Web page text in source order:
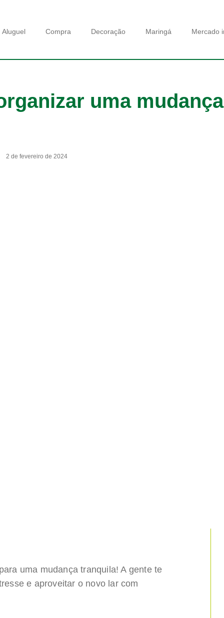
Aluguel Compra Decoração Maringá Mercado
uma
2 de fevereiro de 2024
uma mudança tranquila! A gente te
e aproveitar o novo lar com